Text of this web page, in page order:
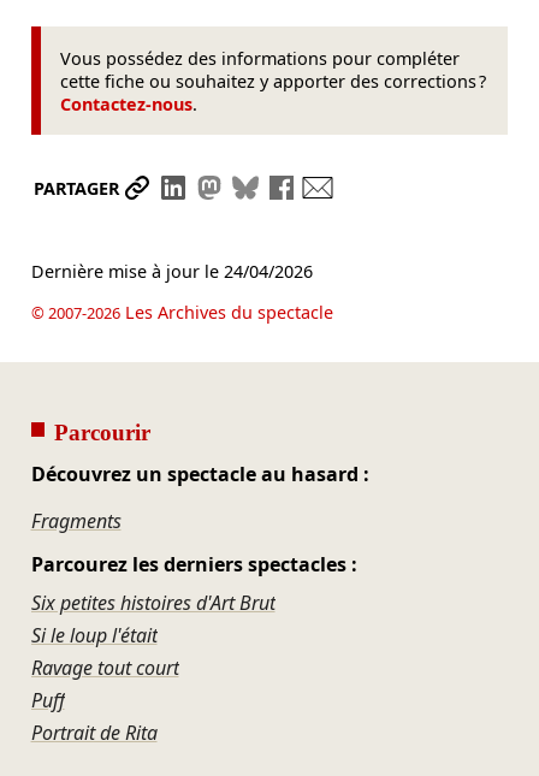
Vous possédez des informations pour compléter
cette fiche ou souhaitez y apporter des corrections ?
Contactez-nous.
PARTAGER Partager le lien
Partager sur LinkedIn
Partager sur Mastodon
Partager sur Bluesky
Partager sur Facebook
Dernière mise à jour le 24/04/2026
© 2007-2026Les Archives du spectacle
Parcourir
Découvrez un spectacle au hasard :
Fragments
Parcourez les derniers spectacles :
Six petites histoires d'Art Brut
Si le loup l'était
Ravage tout court
Puff
Portrait de Rita